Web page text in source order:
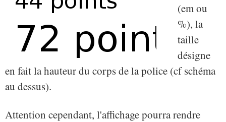
(em ou
%), la
taille
désigne
en fait la hauteur du corps de la police (cf schéma
au dessus).
Attention cependant, l'affichage pourra rendre